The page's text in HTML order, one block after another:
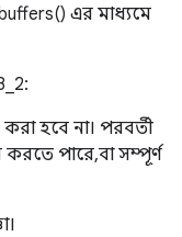
এর মাধ্যমে
হবে না। পরবর্তী
পারে, বা সম্পূর্ণ